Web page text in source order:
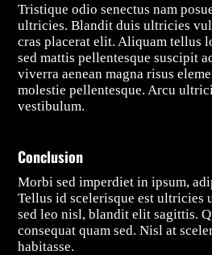
Tristique odio senectus nam
ultricies. Blandit duis ultricies
cras placerat elit. Aliquam tellus
sed mattis pellentesque suscipit
viverra aenean magna risus
molestie pellentesque. Arcu
vestibulum.
Conclusion
Morbi sed imperdiet in ipsum,
Tellus id scelerisque est ultricies
sed leo nisl, blandit elit sagittis.
consequat quam sed. Nisl at
habitasse.